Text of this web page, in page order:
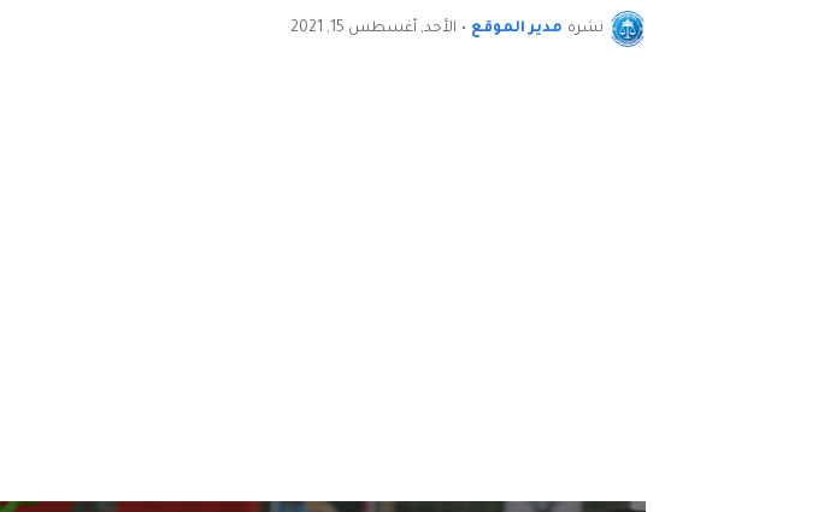
نشره مدير الموقع • الأحد, أغسطس 15, 2021